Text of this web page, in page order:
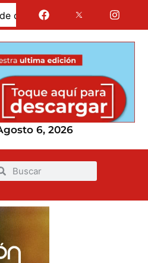
educativo condonable para
6, 2026